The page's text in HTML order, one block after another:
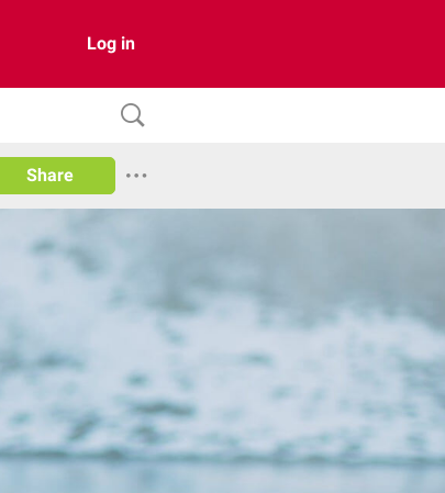
Log in
Share